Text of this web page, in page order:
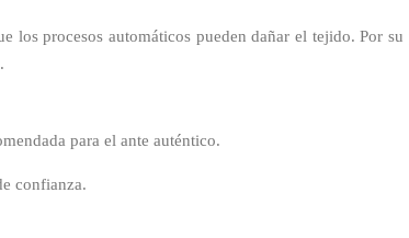
los procesos automáticos pueden dañar el tejido. Por
para el ante auténtico.
confianza.